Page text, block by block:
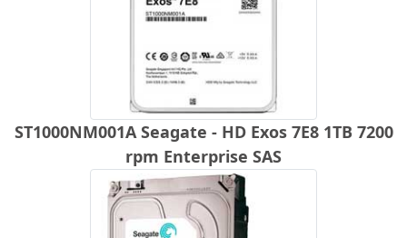
ST1000NM001A Seagate - HD Exos 7E8 1TB 7200
rpm Enterprise SAS